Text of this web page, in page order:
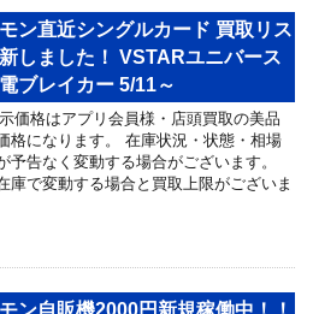
ン直近シングルカード 買取リス
新しました！ VSTARユニバース
ブレイカー 5/11～
格はアプリ会員様・店頭買取の美品
格になります。 在庫状況・状態・相場
予告なく変動する場合がございます。
庫で変動する場合と買取上限がございま
ン自販機2000円新規稼働中！！